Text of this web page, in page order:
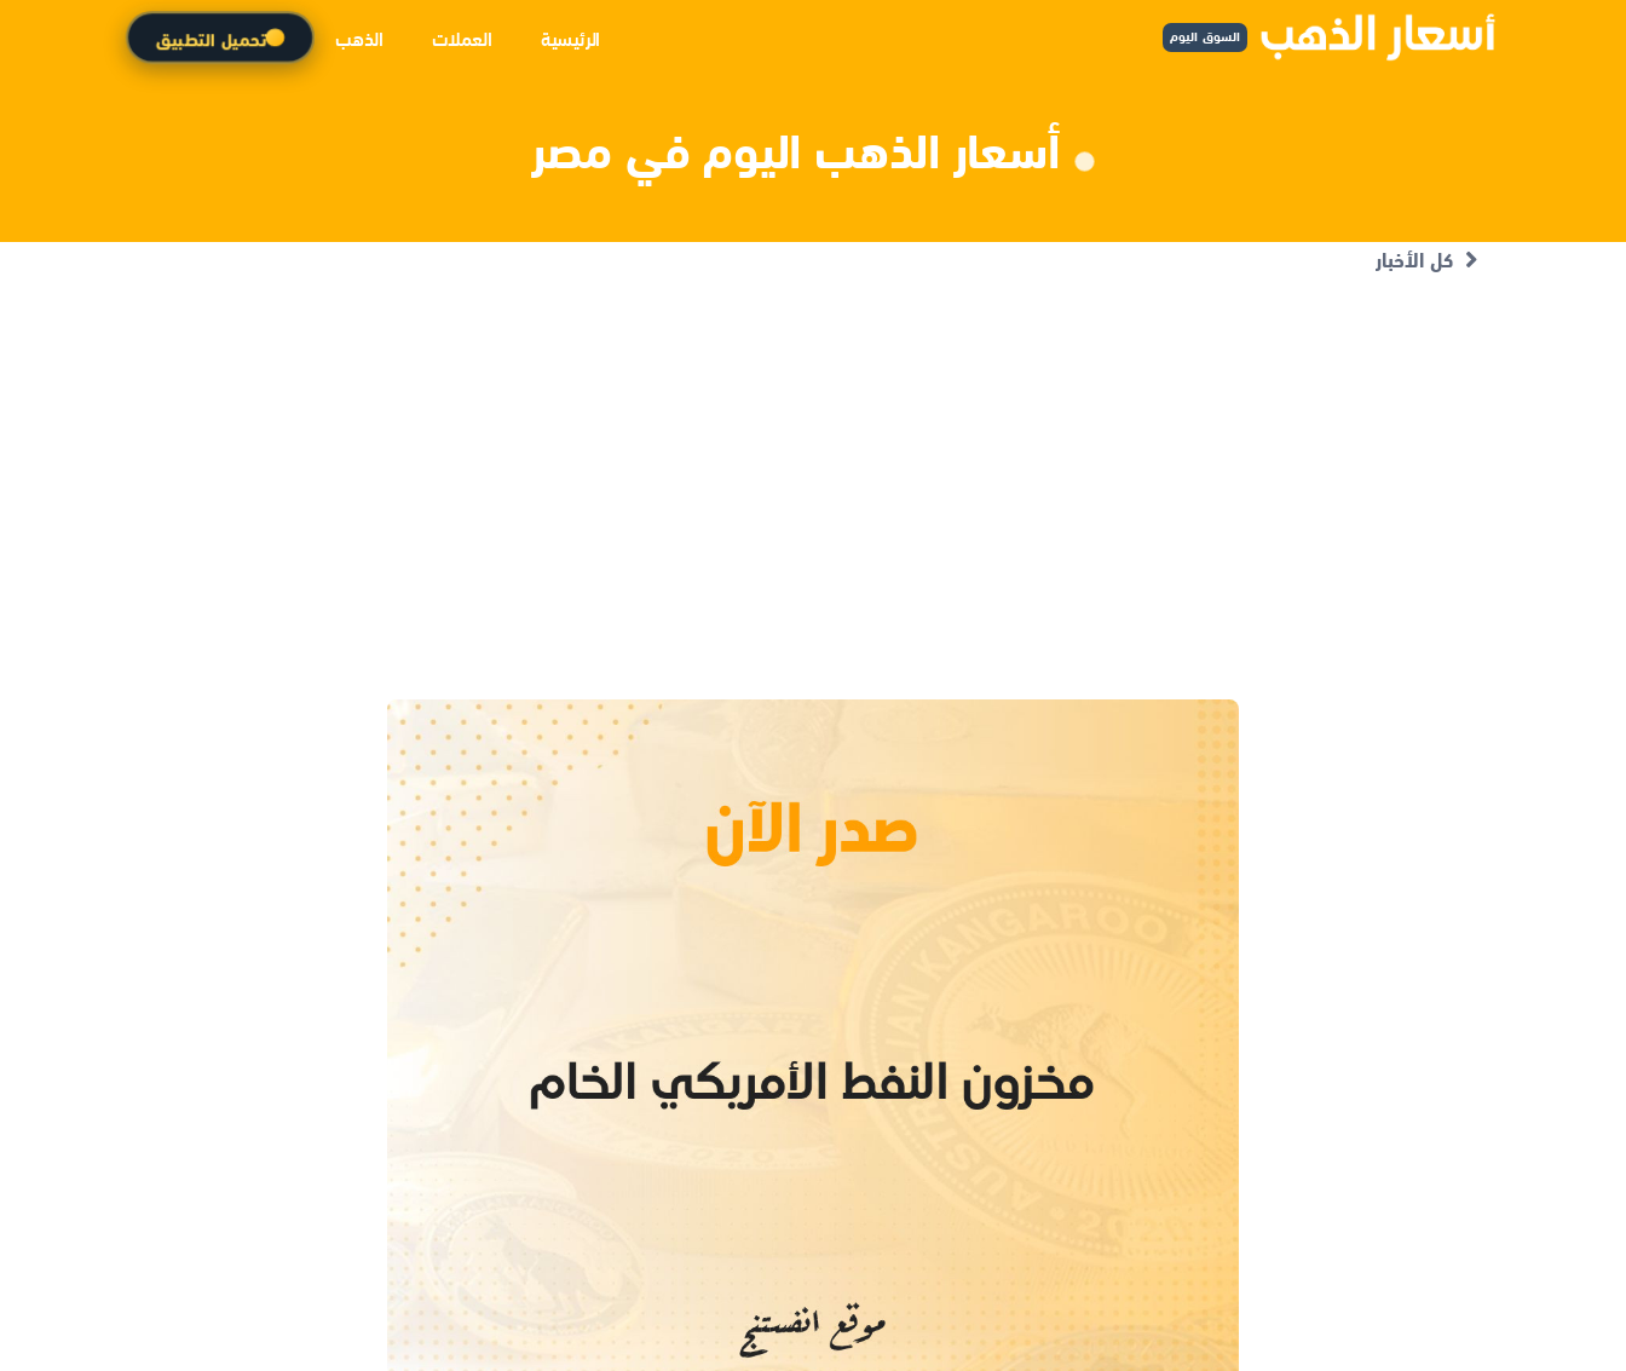
السوق اليوم الرئيسية العملات الذهب تحميل التطبيق
أسعار الذهب اليوم في مصر
كل الأخبار